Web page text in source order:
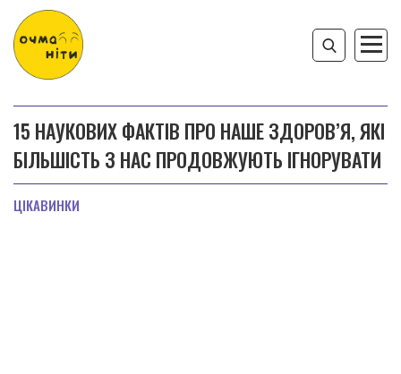
15 НАУКОВИХ ФАКТІВ ПРО НАШЕ ЗДОРОВ’Я, ЯКІ
БІЛЬШІСТЬ З НАС ПРОДОВЖУЮТЬ ІГНОРУВАТИ
ЦІКАВИНКИ